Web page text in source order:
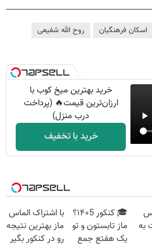
اسکان فرهنگیان روح الله شفیعی
خرید بهترین میخ کوب با
ارزان‌ترین قیمت🔥 (پرداخت
درب منزل)
خرید با تخفیف
به
🎓 کنکور ۱۴۰5؟
ماز تابستون و تو
یک هفتع جمع
با اشتراک الماس
ماز بهترین نتیجه
رو در کنکور بگیر